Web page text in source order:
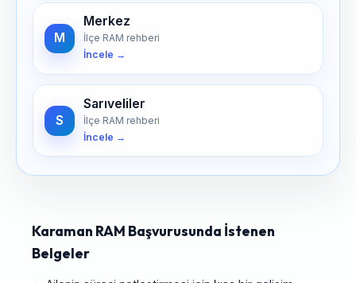
M
Merkez
İlçe RAM rehberi
İncele →
S
Sarıveliler
İlçe RAM rehberi
İncele →
Karaman RAM Başvurusunda İstenen
Belgeler